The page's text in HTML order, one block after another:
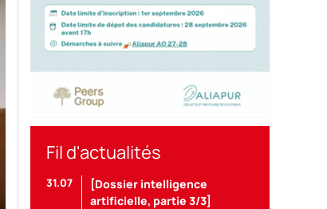
Fil d'actualités
31.07
[Dossier intelligence
artificielle, partie 3/3]